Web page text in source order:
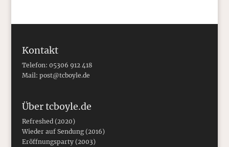
Kontakt
Telefon: 05306 912 418
Mail: post@tcboyle.de
Über tcboyle.de
Refreshed (2020)
Wieder auf Sendung (2016)
Eröffnungsparty (2003)